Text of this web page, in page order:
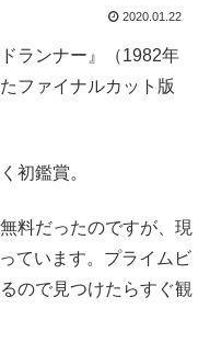
2020.01.22
ランナー』（1982年
ファイナルカット版
初鑑賞。
料だったのですが、現
ています。プライムビ
ので見つけたらすぐ観